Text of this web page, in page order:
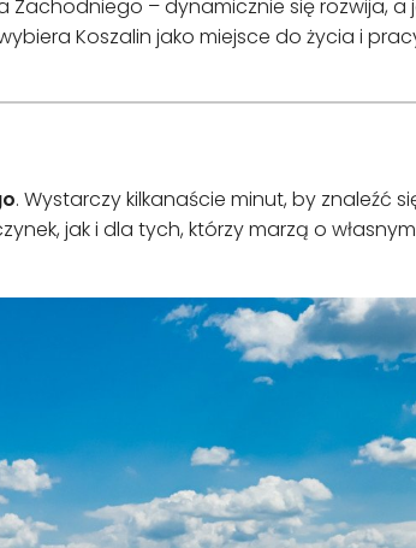
Zachodniego – dynamicznie się rozwija,
Koszalin jako miejsce do życia i
. Wystarczy kilkanaście minut, by znaleźć
jak i dla tych, którzy marzą o